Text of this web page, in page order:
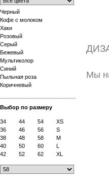
Черный
Кофе с молоком
Хаки
Розовый
Серый
Бежевый
Мультиколор
Синий
Пыльная роза
Коричневый
Выбор по размеру
34 44 54
XS
36
46 56
S
38
48 58
M
40
50 60
L
42
52 62 XL
Мы